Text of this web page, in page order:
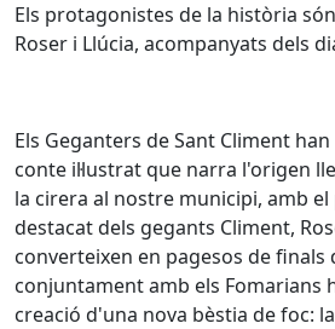
Els protagonistes de la història
Roser i Llúcia, acompanyats dels
Els Geganters de Sant Climent
conte il·lustrat que narra l'origen
la cirera al nostre municipi, amb
destacat dels gegants Climent,
converteixen en pagesos de finals
conjuntament amb els Fomarians
creació d'una nova bèstia de foc: